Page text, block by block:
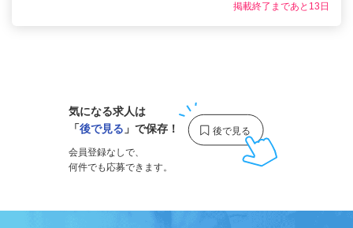
掲載終了まであと13日
気になる求人は
「後で見る 」で保存！
会員登録なしで、
何件でも応募できます。